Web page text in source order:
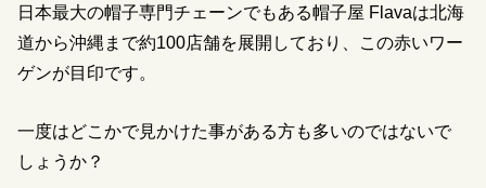
日本最大の帽子専門チェーンでもある帽子屋 Flavaは北海
道から沖縄まで約100店舗を展開しており、この赤いワー
ゲンが目印です。
一度はどこかで見かけた事がある方も多いのではないで
しょうか？